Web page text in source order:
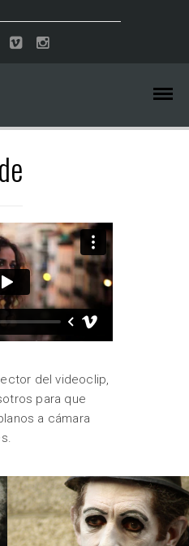
del videoclip,
para que
a cámara